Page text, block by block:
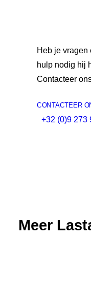
Heb je vragen
hulp nodig hij
Contacteer
CONTACTEER
+32 (0)9 273
Meer